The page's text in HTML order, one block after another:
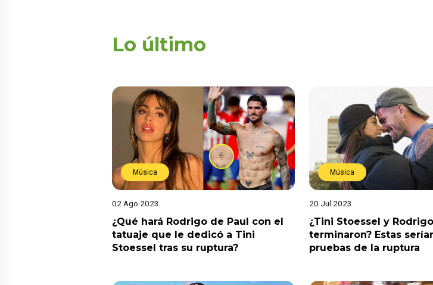
Lo último
Música
02 Ago 2023
¿Qué hará Rodrigo de Paul con el
tatuaje que le dedicó a Tini
Stoessel tras su ruptura?
Música
20 Jul 2023
¿Tini Stoessel y
terminaron? Estas
pruebas de la ruptura